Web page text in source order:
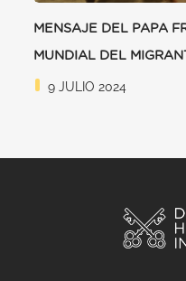
MENSAJE DEL PAPA
MUNDIAL DEL
9 JULIO 2024